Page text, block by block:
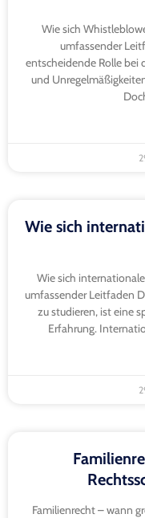
Wie sich
umfassender
entscheidende Rolle bei
und
Wie sich
Wie sich
umfassender Leitfaden
zu studieren, ist eine
Erfahrung.
Familienrecht – wann